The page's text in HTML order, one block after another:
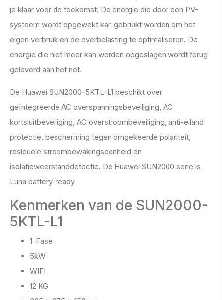
je klaar voor de toekomst! De energie die door een PV-
systeem wordt opgewekt kan gebruikt worden om het
eigen verbruik en de overbelasting te optimaliseren. De
energie die niet meer kan worden opgeslagen wordt terug
geleverd aan het net.
De Huawei SUN2000-5KTL-L1 beschikt over
geïntegreerde AC overspanningsbeveiliging, AC
kortsluitbeveiliging, AC overstroombeveiliging, anti-eiland
protectie, bescherming tegen omgekeerde polariteit,
residuele stroombewakingseenheid en
isolatieweerstanddetectie. De Huawei SUN2000 serie is
Luna battery-ready
Kenmerken van de SUN2000-
5KTL-L1
1-Fase
5kW
WIFI
12 KG